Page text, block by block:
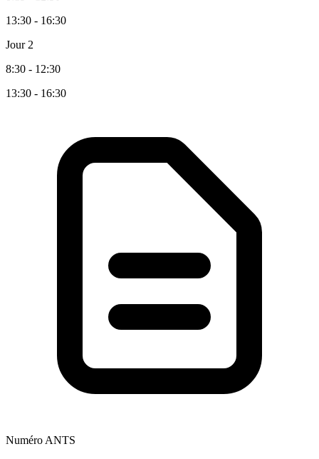
13:30 - 16:30
Jour 2
8:30 - 12:30
13:30 - 16:30
Numéro ANTS